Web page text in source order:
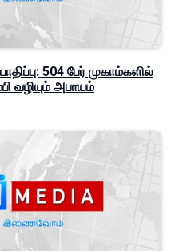
504 பேர் முகாம்களில்
வழியும் அபாயம்